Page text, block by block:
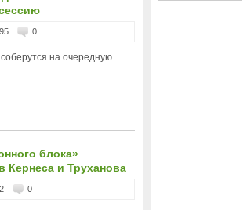
0
на очередную
блока»
Кернеса и Труханова
0